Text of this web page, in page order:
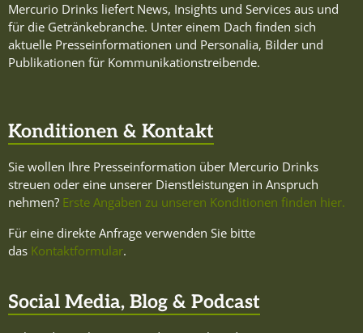
Mercurio Drinks liefert News, Insights und Services aus und
für die Getränkebranche. Unter einem Dach finden sich
aktuelle Presseinformationen und Personalia, Bilder und
Publikationen für Kommunikationstreibende.
Konditionen & Kontakt
Sie wollen Ihre Presseinformation über Mercurio Drinks
streuen oder eine unserer Dienstleistungen in Anspruch
nehmen? Erste Angaben zu unseren Konditionen finden hier.
Für eine direkte Anfrage verwenden Sie bitte
das Kontaktformular.
Social Media, Blog & Podcast